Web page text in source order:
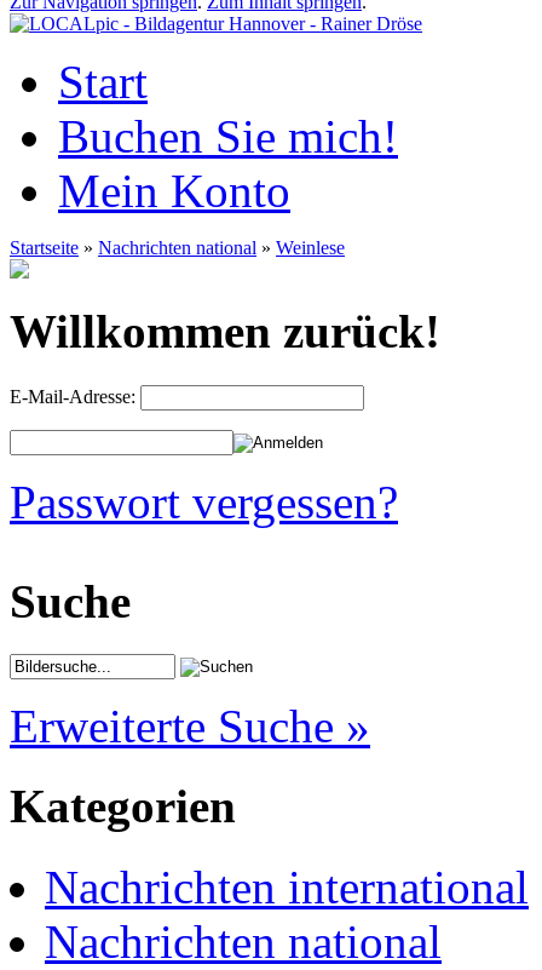
Start
Buchen Sie mich!
Mein Konto
Startseite » Nachrichten national » Weinlese
Willkommen zurück!
E-Mail-Adresse:
Passwort vergessen?
Suche
Erweiterte Suche »
Kategorien
Nachrichten international
Nachrichten national